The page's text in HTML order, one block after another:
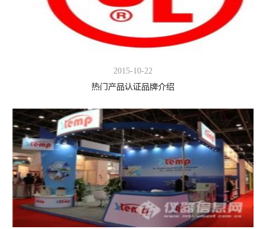
2015-10-22
热门产品认证品牌介绍